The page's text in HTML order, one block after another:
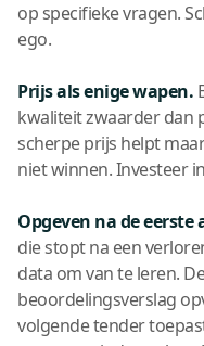
op specifieke vragen.
ego.
Prijs als enige wapen.
kwaliteit zwaarder dan
scherpe prijs helpt
niet winnen. Investeer
Opgeven na de eerste
die stopt na een
data om van te leren.
beoordelingsverslag
volgende tender